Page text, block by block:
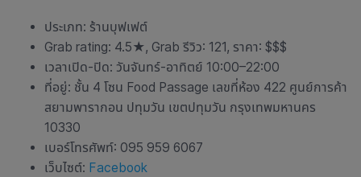
ประเภท: ร้านบุฟเฟต์
Grab rating: 4.5★, Grab รีวิว: 121, ราคา: $$$
เวลาเปิด-ปิด: วันจันทร์-อาทิตย์ 10:00–22:00
ที่อยู่: ชั้น 4 โซน Food Passage เลขที่ห้อง 422 ศูนย์การค้า
สยามพารากอน ปทุมวัน เขตปทุมวัน กรุงเทพมหานคร
10330
เบอร์โทรศัพท์: 095 959 6067
เว็บไซต์: Facebook